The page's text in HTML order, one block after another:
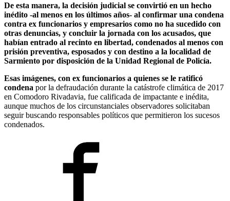
De esta manera, la decisión judicial se convirtió en un hecho
inédito -al menos en los últimos años- al confirmar una condena
contra ex funcionarios y empresarios como no ha sucedido con
otras denuncias, y concluir la jornada con los acusados, que
habían entrado al recinto en libertad, condenados al menos con
prisión preventiva, esposados y con destino a la localidad de
Sarmiento por disposición de la Unidad Regional de Policía.
Esas imágenes, con ex funcionarios a quienes se le ratificó
condena por la defraudación durante la catástrofe climática de 2017
en Comodoro Rivadavia, fue calificada de impactante e inédita,
aunque muchos de los circunstanciales observadores solicitaban
seguir buscando responsables políticos que permitieron los sucesos
condenados.